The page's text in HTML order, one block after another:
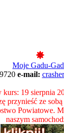
Moje Gadu-
e-mail:
kurs: 19 sierpnia
przynieść ze
Powiatowe.
naszym